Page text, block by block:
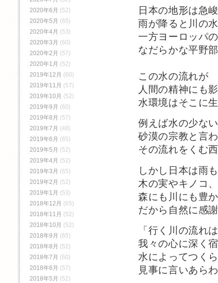
日本の地形は急
雨が降ると川の
一方ヨーロッパ
なだらかな平野
この水の流れが
人間の精神にも
水環境はそこに
例えば水の少な
砂漠の宗教と言
その流れをくむ
しかし日本は雨
木の実やキノコ
森にも川にも豊
だから自然に感
「行く川の流れ
我々の心に深く
水によってつく
見事に言いあら
2020年6月 (52)
2020年5月 (65)
2020年4月 (53)
2020年3月 (60)
2020年2月 (57)
2020年1月 (52)
2019年12月 (60)
2019年11月 (57)
2019年10月 (52)
2019年9月 (60)
2019年8月 (57)
2019年7月 (48)
2019年6月 (65)
2019年5月 (52)
2019年4月 (52)
2019年3月 (65)
2019年2月 (52)
2019年1月 (53)
2018年12月 (65)
2018年11月 (52)
2018年10月 (52)
2018年9月 (65)
2018年8月 (52)
2018年7月 (60)
2018年6月 (57)
2018年5月 (52)